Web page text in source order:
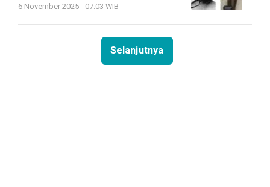
6 November 2025 - 07:03 WIB
Selanjutnya